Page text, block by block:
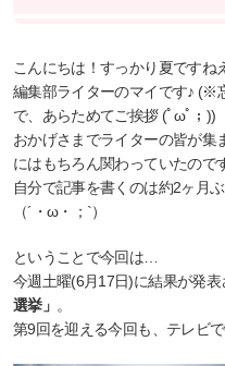
こんにちは！すっかり夏ですね
編集部ライターのマイです♪ (※
で、あらためてご挨拶 (ﾟωﾟ；))
おかげさまでライターの皆が集
にはもちろん関わっていたので
自分で記事を書くのは約2ヶ月
（´・ω・；`）
ということで今回は…
今週土曜(6月17日)に結果が発表
選挙」 。
第9回を迎える今回も、テレビ